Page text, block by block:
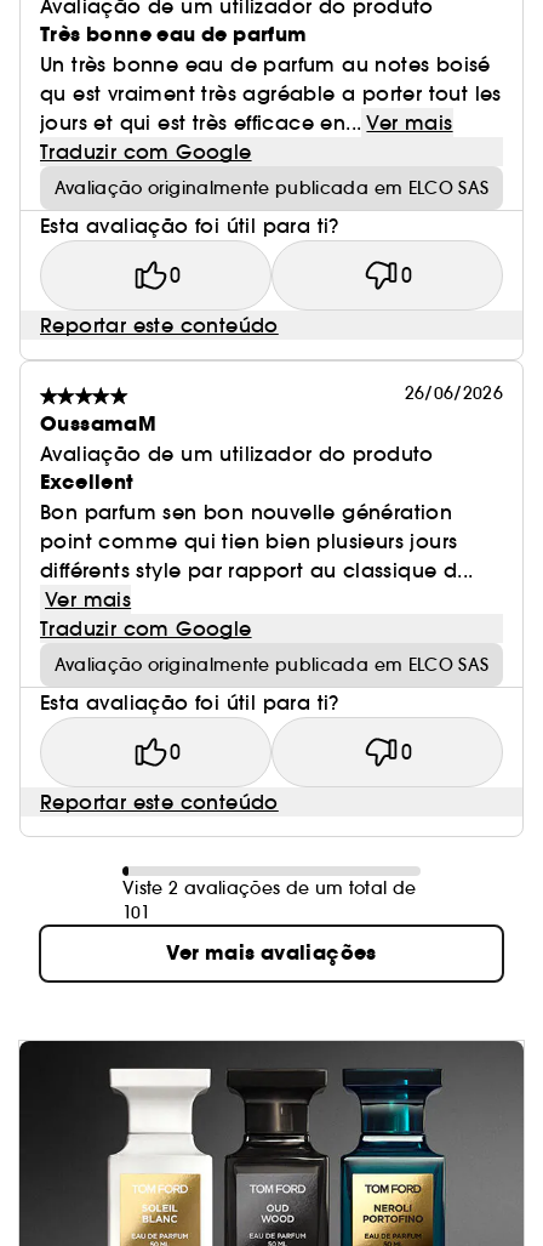
Avaliação de um utilizador do produto
Très bonne eau de parfum
Un très bonne eau de parfum au notes boisé
qu est vraiment très agréable a porter tout les
jours et qui est très efficace en... Ver mais
Traduzir com Google
Avaliação originalmente publicada em ELCO SAS
Esta avaliação foi útil para ti?
0 0
Reportar este conteúdo
26/06/2026
OussamaM
Avaliação de um utilizador do produto
Excellent
Bon parfum sen bon nouvelle génération
point comme qui tien bien plusieurs jours
différents style par rapport au classique d...
Ver mais
Traduzir com Google
Avaliação originalmente publicada em ELCO SAS
Esta avaliação foi útil para ti?
0 0
Reportar este conteúdo
Viste 2 avaliações de um total de
101
Ver mais avaliações